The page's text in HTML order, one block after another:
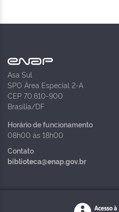
Asa Sul
SPO Área Especial 2-A
CEP 70.610-900
Brasília/DF
Horário de funcionamento
08h00 às 18h00
Contato
biblioteca@enap.gov.br